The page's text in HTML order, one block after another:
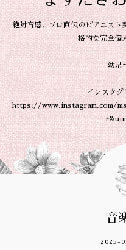
絶対音感、プロ直伝のピアニスト
格的な完全個
幼児
インスタグ
https://www.instagram.com/
音
2025-